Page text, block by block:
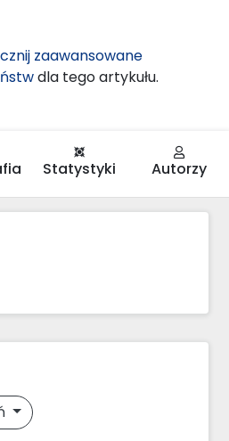
zaawansowane
dla tego artykułu.
Statystyki Autorzy